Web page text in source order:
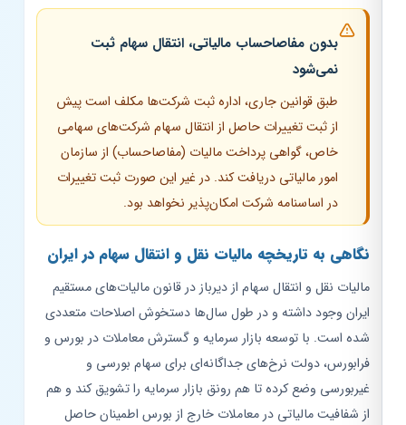
بدون مفاصاحساب مالیاتی، انتقال سهام ثبت
نمی‌شود
طبق قوانین جاری، اداره ثبت شرکت‌ها مکلف است پیش
از ثبت تغییرات حاصل از انتقال سهام شرکت‌های سهامی
خاص، گواهی پرداخت مالیات (مفاصاحساب) از سازمان
امور مالیاتی دریافت کند. در غیر این صورت ثبت تغییرات
در اساسنامه شرکت امکان‌پذیر نخواهد بود.
نگاهی به تاریخچه مالیات نقل و انتقال سهام در ایران
مالیات نقل و انتقال سهام از دیرباز در قانون مالیات‌های مستقیم
ایران وجود داشته و در طول سال‌ها دستخوش اصلاحات متعددی
شده است. با توسعه بازار سرمایه و گسترش معاملات در بورس و
فرابورس، دولت نرخ‌های جداگانه‌ای برای سهام بورسی و
غیربورسی وضع کرده تا هم رونق بازار سرمایه را تشویق کند و هم
از شفافیت مالیاتی در معاملات خارج از بورس اطمینان حاصل